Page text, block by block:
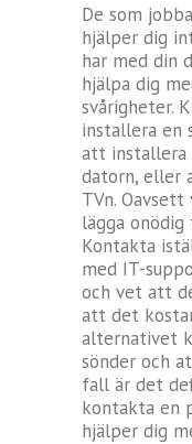
De som
hjälper dig
har med din
hjälpa dig
svårigheter.
installera en
att installera
datorn, eller
TVn.
lägga
Kontakta
med IT-
och vet att
att det
alternativet
sönder och
fall är det
kontakta en
hjälper dig